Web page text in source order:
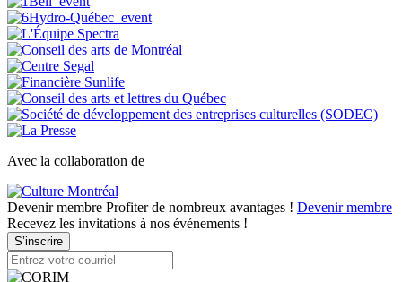
Avec la collaboration de
Devenir membre Profiter de nombreux avantages ! Devenir membre
Recevez les invitations à nos événements !
S’inscrire